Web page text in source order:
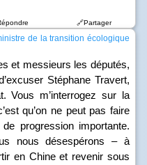
🔗Partager
de la transition écologique
et messieurs les députés,
Stéphane Travert,
Vous m’interrogez sur la
qu’on ne peut pas faire
progression importante.
nous désespérons – à
en Chine et revenir sous